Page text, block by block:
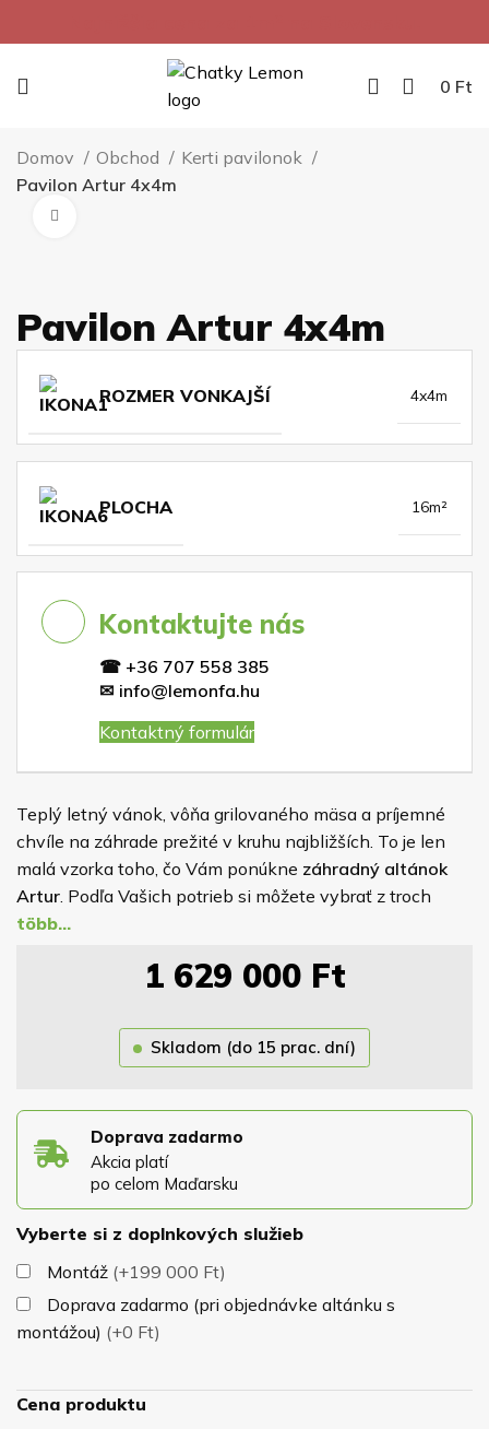
0 Ft
Domov Obchod
Kerti pavilonok
Pavilon Artur 4x4m
Pavilon Artur 4x4m
ROZMER VONKAJŠÍ 4x4m
PLOCHA 16m²
Kontaktujte nás
☎ +36 707 558 385
✉ info@lemonfa.hu
Kontaktný formulár
Teplý letný vánok, vôňa grilovaného mäsa a príjemné
chvíle na záhrade prežité v kruhu najbližších. To je len
malá vzorka toho, čo Vám ponúkne záhradný altánok
Artur . Podľa Vašich potrieb si môžete vybrať z troch
praktických veľkostí –
Pre spoľahlivú ochranu dreva je altánok impregnovaný
vzorkovníka rovnako ako odtieň strešnej krytiny. Strecha
je osadená na masívnej konštrukcii z hranolov 12x12cm,
počasia. Altánok má samonosnú konštrukciu a
nepotrebuje žiadne kotviace prvky.
samotný altánok, jeho podlahu, krytinu a náter.
prípade, že sa vám Artur zapáčil, ale vy máte radi ničím
altánok Simona.
1 629 000 Ft
Skladom (do 15 prac. dní)
Doprava zadarmo
Akcia platí
po celom Maďarsku
Vyberte si z doplnkových služieb
Montáž (+199 000 Ft)
Doprava zadarmo (pri objednávke altánku s
montážou) (+0 Ft)
Cena produktu